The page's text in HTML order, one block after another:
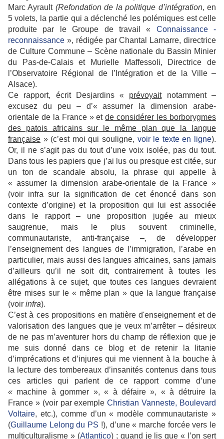
Marc Ayrault (Refondation de la politique d’intégration, en
5 volets, la partie qui a déclenché les polémiques est celle
produite par le Groupe de travail « Connaissance -
reconnaissance », rédigée par Chantal Lamarre, directrice
de Culture Commune – Scène nationale du Bassin Minier
du Pas-de-Calais et Murielle Maffessoli, Directrice de
l’Observatoire Régional de l’Intégration et de la Ville –
Alsace).
Ce rapport, écrit Desjardins « prévoyaitnotamment –
excusez du peu – d’« assumer la dimension arabe-
orientale de la France » etde considérer les borborygmes
des patois africains sur le même plan que la langue
française » (c’est moi qui souligne, voir le texte en ligne).
Or, il ne s’agit pas du tout d’une voix isolée, pas du tout.
Dans tous les papiers que j’ai lus ou presque est citée, sur
un ton de scandale absolu, la phrase qui appelle à
« assumer la dimension arabe-orientale de la France »
(voir infra sur la signification de cet énoncé dans son
contexte d’origine) et la proposition qui lui est associée
dans le rapport – une proposition jugée au mieux
saugrenue, mais le plus souvent criminelle,
communautariste, anti-française –, de développer
l’enseignement des langues de l’immigration, l’arabe en
particulier, mais aussi des langues africaines, sans jamais
d’ailleurs qu’il ne soit dit, contrairement à toutes les
allégations à ce sujet, que toutes ces langues devraient
être mises sur le « même plan » que la langue française
(voir infra).
C’est à ces propositions en matière d'enseignement et de
valorisation des langues que je veux m’arrêter – désireux
de ne pas m’aventurer hors du champ de réflexion que je
me suis donné dans ce blog et de retenir la litanie
d’imprécations et d’injures qui me viennent à la bouche à
la lecture des tombereaux d’insanités contenus dans tous
ces articles qui parlent de ce rapport comme d’une
« machine à gommer », « à défaire », « à détruire la
France » (voir par exempleChristian Vanneste, Boulevard
Voltaire, etc.), comme d’un « modèle communautariste »
(Guillaume Lelong du PS !), d’une « marche forcée vers le
multiculturalisme » (Atlantico) ; quand je lis que « l’on sert